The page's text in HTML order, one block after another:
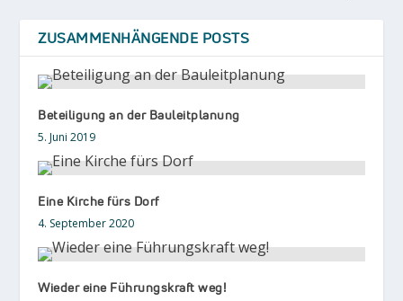
ZUSAMMENHÄNGENDE POSTS
Beteiligung an der Bauleitplanung
5. Juni 2019
Eine Kirche fürs Dorf
4. September 2020
Wieder eine Führungskraft weg!